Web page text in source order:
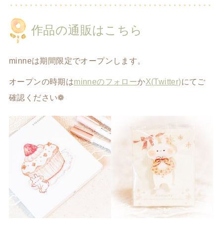
作品の通販はこちら
minneは期間限定でオープンします。
オープンの時期はminneのフォローかX(Twitter)にてご
確認ください❁